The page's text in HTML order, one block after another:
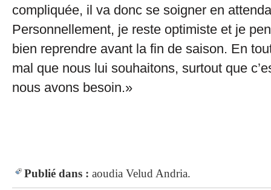
compliquée, il va donc se soigner en
Personnellement, je reste optimiste et je
bien reprendre avant la fin de saison. En
mal que nous lui souhaitons, surtout que
nous avons besoin.»
Publié dans : aoudia Velud Andria.